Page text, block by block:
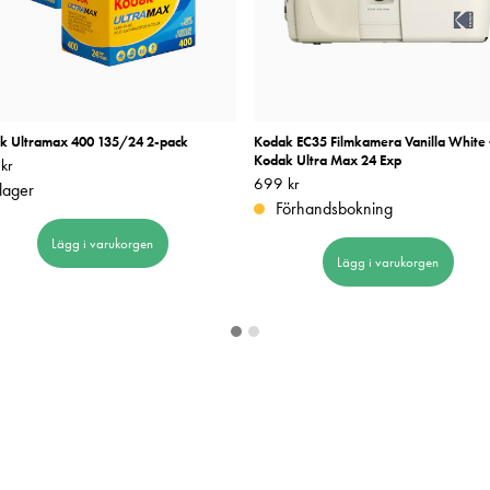
Ultramax 400 135/24 2-pack
269 kr
Lägg i varukorgen
Kodak EC35 Filmkamera Vanilla White
Kodak Ultra Max 24 Exp
Pris: 699 kr
699 kr
Förhandsbokning
Lägg i varukorgen